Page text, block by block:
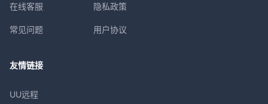
在线客服
常见问题
隐私政策
用户协议
友情链接
UU远程